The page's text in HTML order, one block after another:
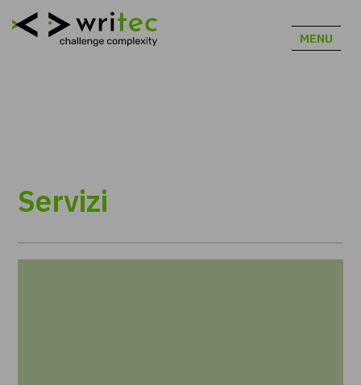
MENU
Servizi